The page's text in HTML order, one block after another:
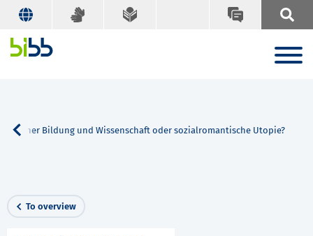
Bildung und Wissenschaft oder sozialromantische Utopie?
To overview